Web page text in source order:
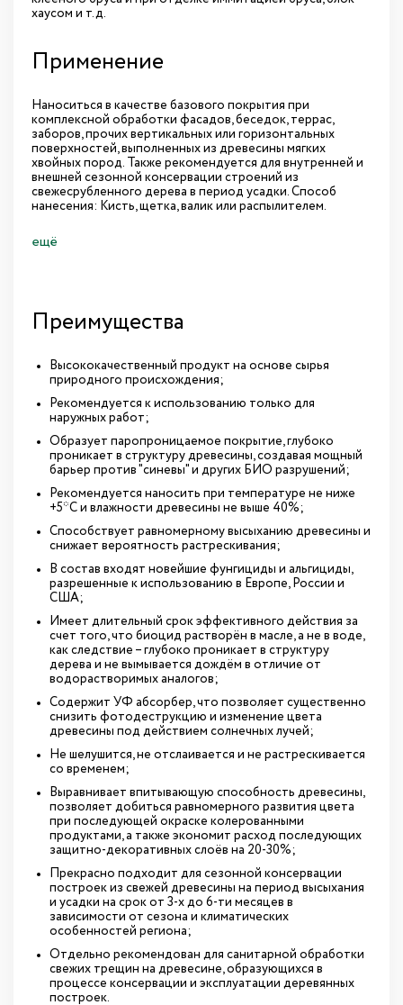
хаусом и т.д.
Применение
Наноситься в качестве базового покрытия при
комплексной обработки фасадов, беседок, террас,
заборов, прочих вертикальных или горизонтальных
поверхностей, выполненных из древесины мягких
хвойных пород. Также рекомендуется для внутренней и
внешней сезонной консервации строений из
свежесрубленного дерева в период усадки. Способ
нанесения: Кисть, щетка, валик или распылителем.
ещё
Преимущества
Высококачественный продукт на основе сырья
природного происхождения;
Рекомендуется к использованию только для
наружных работ;
Образует паропроницаемое покрытие, глубоко
проникает в структуру древесины, создавая мощный
барьер против "синевы" и других БИО разрушений;
Рекомендуется наносить при температуре не ниже
+5*С и влажности древесины не выше 40%;
Способствует равномерному высыханию древесины и
снижает вероятность растрескивания;
В состав входят новейшие фунгициды и альгициды,
разрешенные к использованию в Европе, России и
США;
Имеет длительный срок эффективного действия за
счет того, что биоцид растворён в масле, а не в воде,
как следствие – глубоко проникает в структуру
дерева и не вымывается дождём в отличие от
водорастворимых аналогов;
Содержит УФ абсорбер, что позволяет существенно
снизить фотодеструкцию и изменение цвета
древесины под действием солнечных лучей;
Не шелушится, не отслаивается и не растрескивается
со временем;
Выравнивает впитывающую способность древесины,
позволяет добиться равномерного развития цвета
при последующей окраске колерованными
продуктами, а также экономит расход последующих
защитно-декоративных слоёв на 20-30%;
Прекрасно подходит для сезонной консервации
построек из свежей древесины на период высыхания
и усадки на срок от 3-х до 6-ти месяцев в
зависимости от сезона и климатических
особенностей региона;
Отдельно рекомендован для санитарной обработки
свежих трещин на древесине, образующихся в
процессе консервации и эксплуатации деревянных
построек.